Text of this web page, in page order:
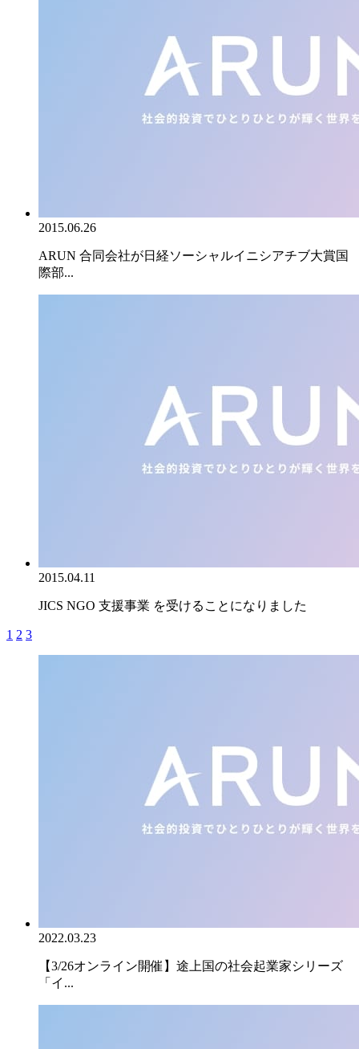
2015.06.26
ARUN 合同会社が日経ソーシャルイニシアチブ大賞国
際部...
2015.04.11
JICS NGO 支援事業 を受けることになりました
1 2 3
2022.03.23
【3/26オンライン開催】途上国の社会起業家シリーズ
「イ...